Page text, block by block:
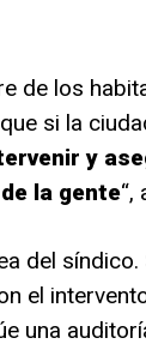
de los
si la
y
la gente“,
del síndico.
el
una